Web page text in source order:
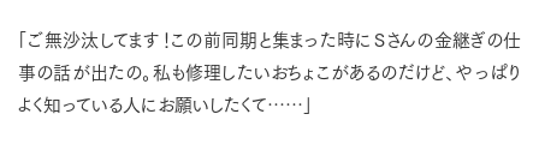
「ご無沙汰してます！この前同期と集まった時にＳさんの金継ぎの仕
事の話が出たの。私も修理したいおちょこがあるのだけど、やっぱり
よく知っている人にお願いしたくて……」